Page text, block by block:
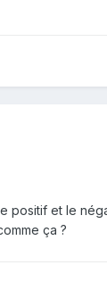
et le
ça ?